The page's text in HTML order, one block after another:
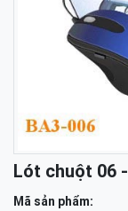
Lót chuột 06
Mã sản phẩm: